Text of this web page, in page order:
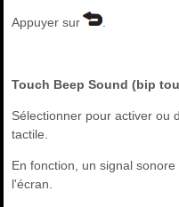
Appuyer sur
Touch Beep Sound (bip
Sélectionner pour activer ou
tactile.
En fonction, un signal
l'écran.